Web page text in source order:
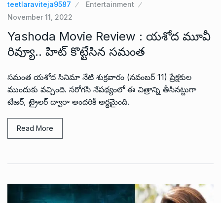
teetlaraviteja9587
Entertainment
November 11, 2022
Yashoda Movie Review : యశోద మూవీ
రివ్యూ.. హిట్ కొట్టేసిన సమంత
సమంత యశోద సినిమా నేటి శుక్రవారం (నవంబర్ 11) ప్రేక్షకుల
ముందుకు వచ్చింది. సరోగసి నేపథ్యంలో ఈ చిత్రాన్ని తీసినట్టుగా
టీజర్, ట్రైలర్ ద్వారా అందరికీ అర్థమైంది.
Read More